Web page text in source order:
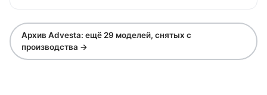
Архив Advesta: ещё 29 моделей, снятых с
производства →